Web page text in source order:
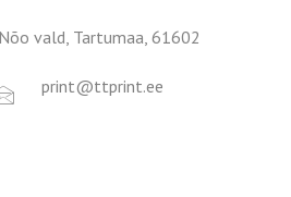
vald, Tartumaa, 61602
print@ttprint.ee